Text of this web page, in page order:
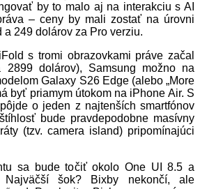
by to malo aj na interakciu s AI
– ceny by mali zostať na úrovni
a 249 dolárov za Pro verziu.
s tromi obrazovkami práve začal
dolárov), Samsung možno na
Galaxy S26 Edge (alebo „More
byť priamym útokom na iPhone Air. S
o jeden z najtenších smartfónov
bude pravdepodobne masívny
(tzv. camera island) pripomínajúci
sa bude točiť okolo One UI 8.5 a
Najväčší šok? Bixby nekončí, ale